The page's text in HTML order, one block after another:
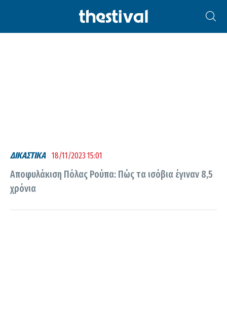
ΠΌΛΑ ΡΟΎΠΑ
ΔΙΚΑΣΤΙΚΑ 18/11/2023 15:01
Αποφυλάκιση Πόλας Ρούπα: Πώς τα ισόβια έγιναν 8,5
χρόνια